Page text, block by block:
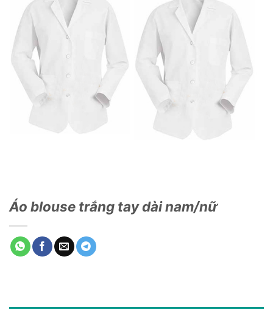
Áo blouse trắng tay dài nam/nữ